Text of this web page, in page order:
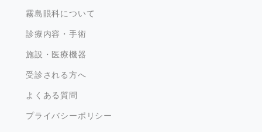
霧島眼科について
診療内容・手術
施設・医療機器
受診される方へ
よくある質問
プライバシーポリシー